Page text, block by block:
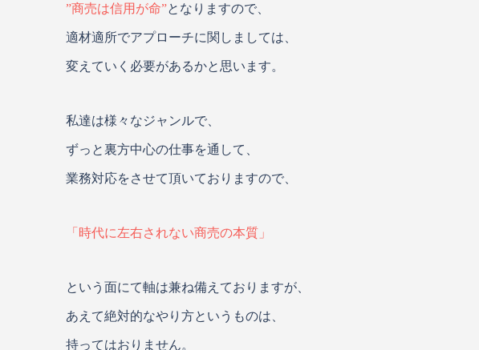
”商売は信用が命”となりますので、
適材適所でアプローチに関しましては、
変えていく必要があるかと思います。
私達は様々なジャンルで、
ずっと裏方中心の仕事を通して、
業務対応をさせて頂いておりますので、
「時代に左右されない商売の本質」
という面にて軸は兼ね備えておりますが、
あえて絶対的なやり方というものは、
持ってはおりません。